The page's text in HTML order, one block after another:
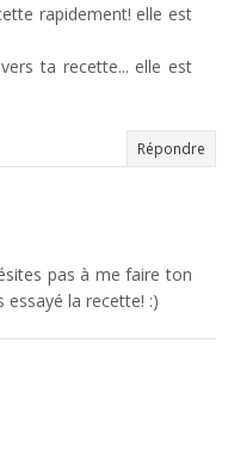
rapidement! elle est
ta recette... elle est
Répondre
pas à me faire ton
la recette! :)